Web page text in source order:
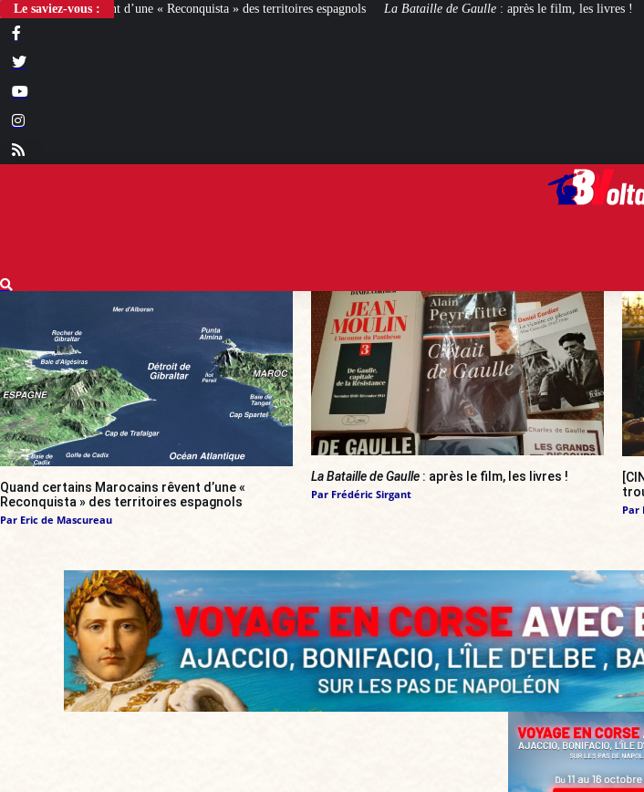
Le saviez-vous :
Reconquista » des territoires espagnols La Bataille de Gaulle: après le film, les livres ! [CINÉMA]De la
Quand certains Marocains rêvent d’une «
Reconquista » des territoires espagnols
Par Eric de Mascureau
La Bataille de Gaulle : après le film, les livres !
Par Frédéric Sirgant
Par